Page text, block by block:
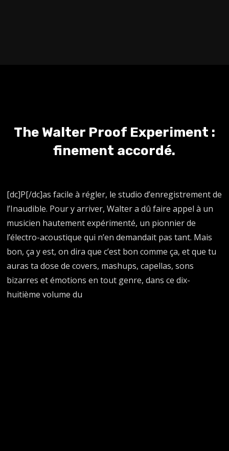
The Walter Proof Experiment :
finement accordé.
[dc]P[/dc]as facile à régler, le studio d’enregistrement de
l’Inaudible. Pour y arriver, Walter a dû faire appel à un
musicien hautement expérimenté, un pionnier de
l’électro-acoustique qui n’en demandait pas tant. Mais
bon, ça y est, on dira que c’est bon comme ça, et que tu
auras ta dose de covers, mashups, capellas, sons
bizarres et émotions en tout genre, dans ce dix-
huitième volume du